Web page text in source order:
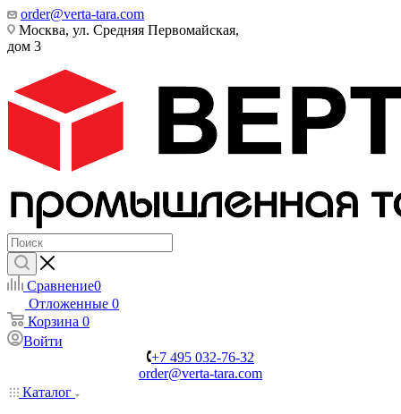
order@verta-tara.com
Москва, ул. Средняя Первомайская,
дом 3
Сравнение0
Отложенные 0
Корзина 0
Войти
+7 495 032-76-32
order@verta-tara.com
Каталог